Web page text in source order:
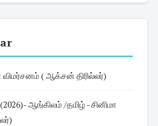
விமர்சனம் ( ஆக்சன் திரில்லர்)
ஆங்கிலம் /தமிழ் - சினிமா